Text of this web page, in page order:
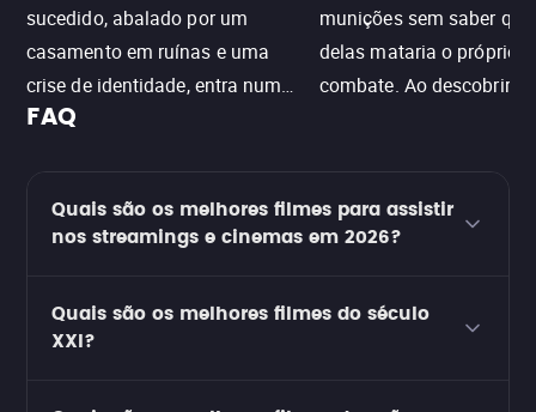
sucedido, abalado por um
casamento em ruínas e uma
crise de identidade, entra num
jogo sexualizado de gato e rato
leva a um desfecho violento.
munições sem saber
delas mataria o próprio
combate. Ao descobrir a
escondeu os fatos,
FAQ
Quais são os melhores filmes para assistir
nos streamings e cinemas em 2026?
Quais são os melhores filmes do século
XXI?